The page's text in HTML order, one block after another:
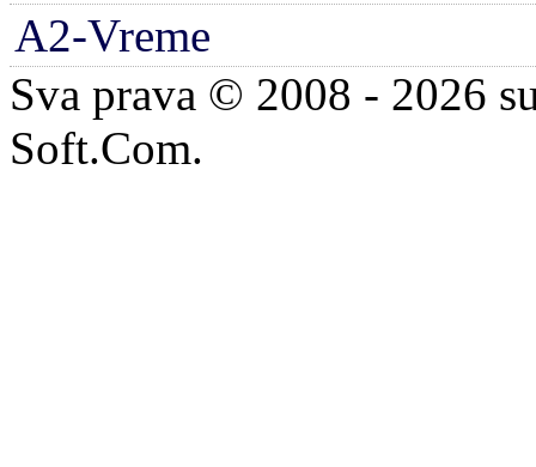
A2-Vreme
Sva prava © 2008 - 2026
Soft.Com.